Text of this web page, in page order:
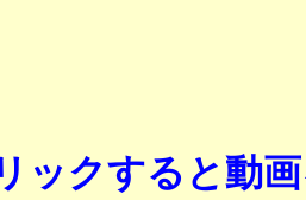
ックすると動